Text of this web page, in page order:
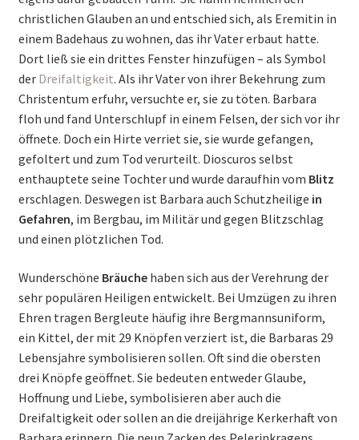
christlichen Glauben an und entschied sich, als Eremitin in
einem Badehaus zu wohnen, das ihr Vater erbaut hatte.
Dort ließ sie ein drittes Fenster hinzufügen – als Symbol
der Dreifaltigkeit. Als ihr Vater von ihrer Bekehrung zum
Christentum erfuhr, versuchte er, sie zu töten. Barbara
floh und fand Unterschlupf in einem Felsen, der sich vor ihr
öffnete. Doch ein Hirte verriet sie, sie wurde gefangen,
gefoltert und zum Tod verurteilt. Dioscuros selbst
enthauptete seine Tochter und wurde daraufhin vom Blitz
erschlagen. Deswegen ist Barbara auch Schutzheilige in
Gefahren, im Bergbau, im Militär und gegen Blitzschlag
und einen plötzlichen Tod.
Wunderschöne Bräuchehaben sich aus der Verehrung der
sehr populären Heiligen entwickelt. Bei Umzügen zu ihren
Ehren tragen Bergleute häufig ihre Bergmannsuniform,
ein Kittel, der mit 29 Knöpfen verziert ist, die Barbaras 29
Lebensjahre symbolisieren sollen. Oft sind die obersten
drei Knöpfe geöffnet. Sie bedeuten entweder Glaube,
Hoffnung und Liebe, symbolisieren aber auch die
Dreifaltigkeit oder sollen an die dreijährige Kerkerhaft von